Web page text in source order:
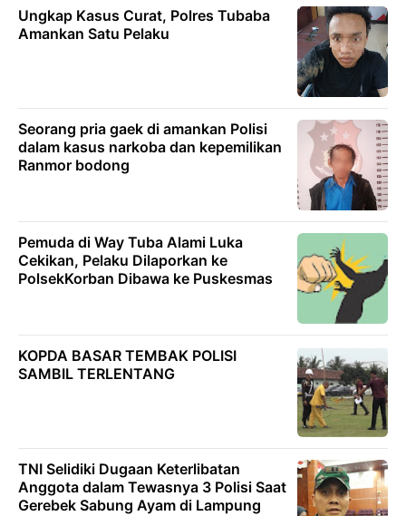
Ungkap Kasus Curat, Polres Tubaba
Amankan Satu Pelaku
Seorang pria gaek di amankan Polisi
dalam kasus narkoba dan kepemilikan
Ranmor bodong
Pemuda di Way Tuba Alami Luka
Cekikan, Pelaku Dilaporkan ke
PolsekKorban Dibawa ke Puskesmas
KOPDA BASAR TEMBAK POLISI
SAMBIL TERLENTANG
TNI Selidiki Dugaan Keterlibatan
Anggota dalam Tewasnya 3 Polisi Saat
Gerebek Sabung Ayam di Lampung